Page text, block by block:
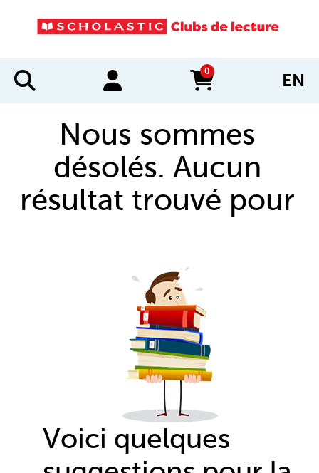
0
items in cart EN
Nous sommes
désolés. Aucun
résultat trouvé pour
Voici quelques